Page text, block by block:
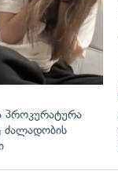
პროკურატურა
ძალადობის